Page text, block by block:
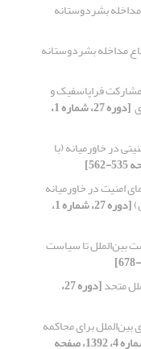
بشردوستانه
مداخله بشردوستانه
فراپاسفیک و
[دوره 27، شماره 1،
در ‏خاورمیانه (با
امنیت در خاورمیانه
[دوره 27، شماره 1،
بین‌الملل تا ‏سیاست
متحد [دوره 27،
برای محاکمه
[دوره 27، شماره 4، 1392، صفحه